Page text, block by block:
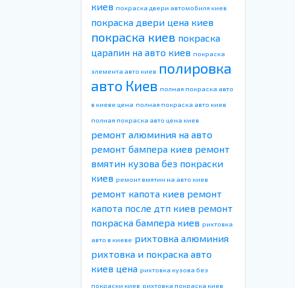
киев покраска двери автомобиля киев
покраска двери цена киев
покраска киев покраска
царапин на авто киев покраска
элемента авто киев полировка
авто Киев полная покраска авто
в киеве цена полная покраска авто киев
полная покраска авто цена киев
ремонт алюминия на авто
ремонт бампера киев ремонт
вмятин кузова без покраски
киев ремонт вмятин на авто киев
ремонт капота киев ремонт
капота после дтп киев ремонт
покраска бампера киев рихтовка
авто в киеве рихтовка алюминия
рихтовка и покраска авто
киев цена рихтовка кузова без
покраски киев рихтовка покраска киев